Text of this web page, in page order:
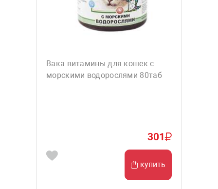
Вака витамины для кошек с
морскими водорослями 80таб
301
купить